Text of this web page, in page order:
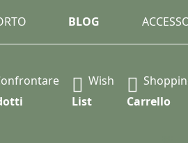
BLOG
durante la digitazione.
Wish
List
Carrello